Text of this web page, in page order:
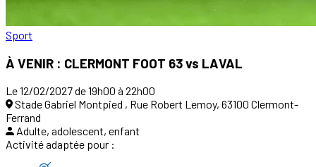
Sport
À VENIR : CLERMONT FOOT 63 vs LAVAL
Le 12/02/2027 de 19h00 à 22h00
Stade Gabriel Montpied , Rue Robert Lemoy, 63100 Clermont-
Ferrand
Adulte, adolescent, enfant
Activité adaptée pour :